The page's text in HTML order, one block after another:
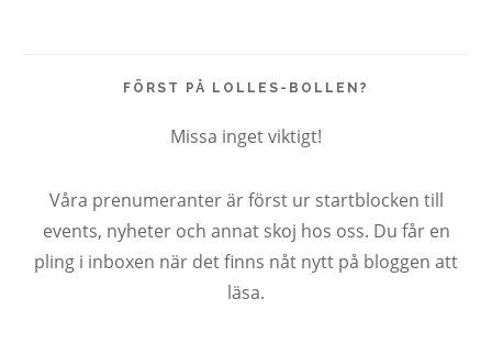
FÖRST PÅ LOLLES-BOLLEN?
Missa inget viktigt!
Våra prenumeranter är först ur startblocken till
events, nyheter och annat skoj hos oss. Du får en
pling i inboxen när det finns nåt nytt på bloggen att
läsa.